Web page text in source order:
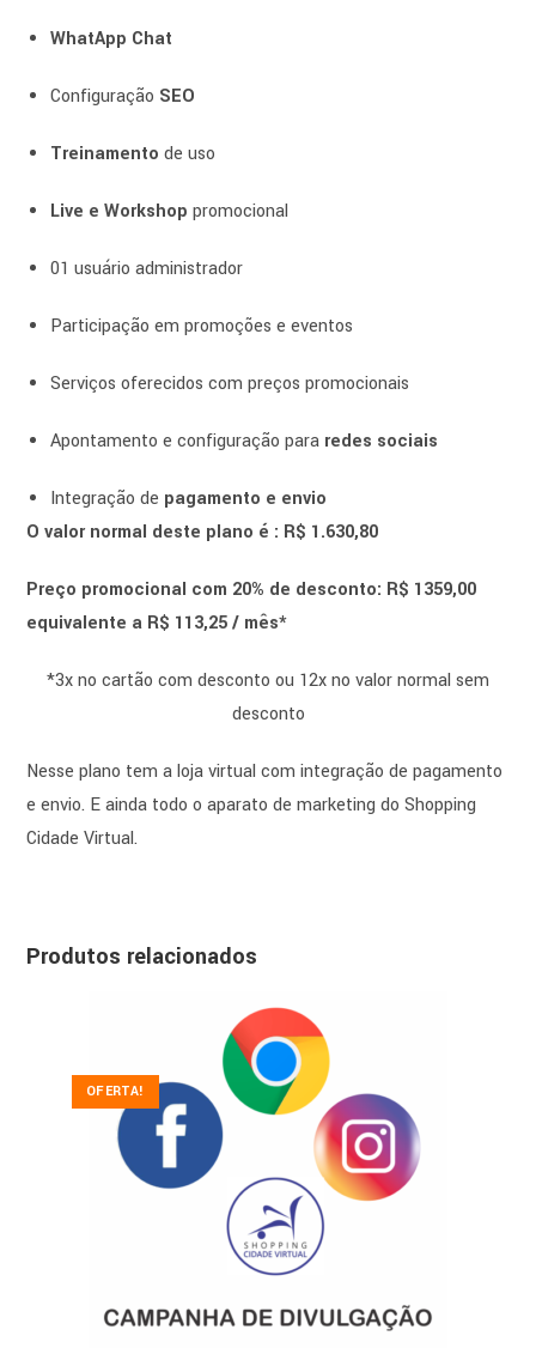
WhatApp Chat
Configuração SEO
Treinamento de uso
Live e Workshop promocional
01 usuário administrador
Participação em promoções e eventos
Serviços oferecidos com preços promocionais
Apontamento e configuração para redes sociais
Integração de pagamento e envio
O valor normal deste plano é : R$ 1.630,80
Preço promocional com 20% de desconto: R$ 1359,00
equivalente a R$ 113,25 / mês*
*3x no cartão com desconto ou 12x no valor normal sem
desconto
Nesse plano tem a loja virtual com integração de pagamento
e envio. E ainda todo o aparato de marketing do Shopping
Cidade Virtual.
Produtos relacionados
OFERTA!